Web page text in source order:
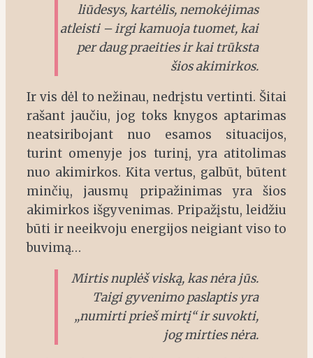
liūdesys, kartėlis, nemokėjimas
atleisti – irgi kamuoja tuomet, kai
per daug praeities ir kai trūksta
šios akimirkos.
Ir vis dėl to nežinau, nedrįstu vertinti. Šitai
rašant jaučiu, jog toks knygos aptarimas
neatsiribojant nuo esamos situacijos,
turint omenyje jos turinį, yra atitolimas
nuo akimirkos. Kita vertus, galbūt, būtent
minčių, jausmų pripažinimas yra šios
akimirkos išgyvenimas. Pripažįstu, leidžiu
būti ir neeikvoju energijos neigiant viso to
buvimą…
Mirtis nuplėš viską, kas nėra jūs.
Taigi gyvenimo paslaptis yra
„numirti prieš mirtį“ ir suvokti,
jog mirties nėra.